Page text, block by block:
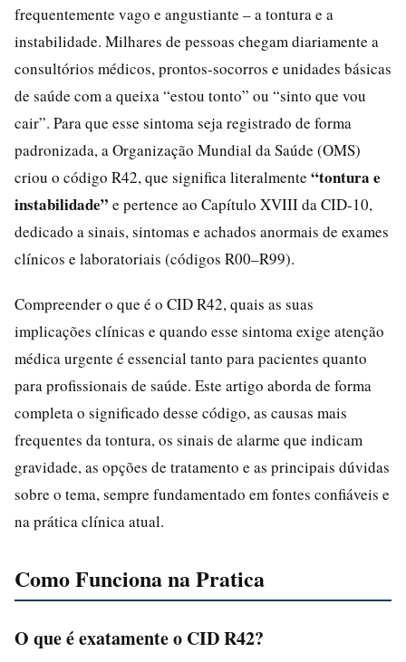
frequentemente vago e angustiante – a tontura e a
instabilidade. Milhares de pessoas chegam diariamente a
consultórios médicos, prontos-socorros e unidades básicas
de saúde com a queixa “estou tonto” ou “sinto que vou
cair”. Para que esse sintoma seja registrado de forma
padronizada, a Organização Mundial da Saúde (OMS)
criou o código R42, que significa literalmente “tontura e
instabilidade” e pertence ao Capítulo XVIII da CID-10,
dedicado a sinais, sintomas e achados anormais de exames
clínicos e laboratoriais (códigos R00–R99).
Compreender o que é o CID R42, quais as suas
implicações clínicas e quando esse sintoma exige atenção
médica urgente é essencial tanto para pacientes quanto
para profissionais de saúde. Este artigo aborda de forma
completa o significado desse código, as causas mais
frequentes da tontura, os sinais de alarme que indicam
gravidade, as opções de tratamento e as principais dúvidas
sobre o tema, sempre fundamentado em fontes confiáveis e
na prática clínica atual.
Como Funciona na Pratica
O que é exatamente o CID R42?